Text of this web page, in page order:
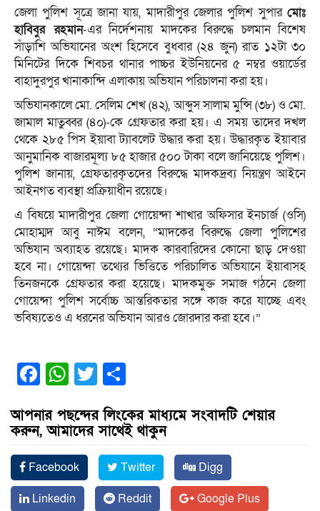
জেলা পুলিশ সূত্রে জানা যায়, মাদারীপুর জেলার পুলিশ সুপার মোঃ
হাবিবুর রহমান-এর নির্দেশনায় মাদকের বিরুদ্ধে চলমান বিশেষ
সাঁড়াশি অভিযানের অংশ হিসেবে বুধবার (২৪ জুন) রাত ১২টা ৩০
মিনিটের দিকে শিবচর থানার পাচ্চর ইউনিয়নের ৫ নম্বর ওয়ার্ডের
বাহাদুরপুর খানাকান্দি এলাকায় অভিযান পরিচালনা করা হয়।
অভিযানকালে মো. সেলিম শেখ (৪২), আব্দুস সালাম মুন্সি (৩৮) ও মো.
জামাল মাতুব্বর (৪০)-কে গ্রেফতার করা হয়। এ সময় তাদের দখল
থেকে ২৮৫ পিস ইয়াবা ট্যাবলেট উদ্ধার করা হয়। উদ্ধারকৃত ইয়াবার
আনুমানিক বাজারমূল্য ৮৫ হাজার ৫০০ টাকা বলে জানিয়েছে পুলিশ।
পুলিশ জানায়, গ্রেফতারকৃতদের বিরুদ্ধে মাদকদ্রব্য নিয়ন্ত্রণ আইনে
আইনগত ব্যবস্থা প্রক্রিয়াধীন রয়েছে।
এ বিষয়ে মাদারীপুর জেলা গোয়েন্দা শাখার অফিসার ইনচার্জ (ওসি)
মোহাম্মদ আবু নাঈম বলেন, “মাদকের বিরুদ্ধে জেলা পুলিশের
অভিযান অব্যাহত রয়েছে। মাদক কারবারিদের কোনো ছাড় দেওয়া
হবে না। গোয়েন্দা তথ্যের ভিত্তিতে পরিচালিত অভিযানে ইয়াবাসহ
তিনজনকে গ্রেফতার করা হয়েছে। মাদকমুক্ত সমাজ গঠনে জেলা
গোয়েন্দা পুলিশ সর্বোচ্চ আন্তরিকতার সঙ্গে কাজ করে যাচ্ছে এবং
ভবিষ্যতেও এ ধরনের অভিযান আরও জোরদার করা হবে।”
Facebook
WhatsApp
Twitter
আপনার পছন্দের লিংকের মাধ্যমে সংবাদটি শেয়ার
করুন, আমাদের সাথেই থাকুন
Facebook Twitter
Digg
Linkedin
Reddit
Google Plus